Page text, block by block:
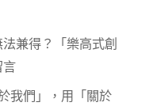
兼得？「樂高式創
言
我們」，用「關於